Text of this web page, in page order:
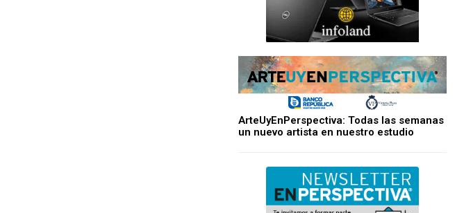
ArteUyEnPerspectiva: Todas las semanas
un nuevo artista en nuestro estudio